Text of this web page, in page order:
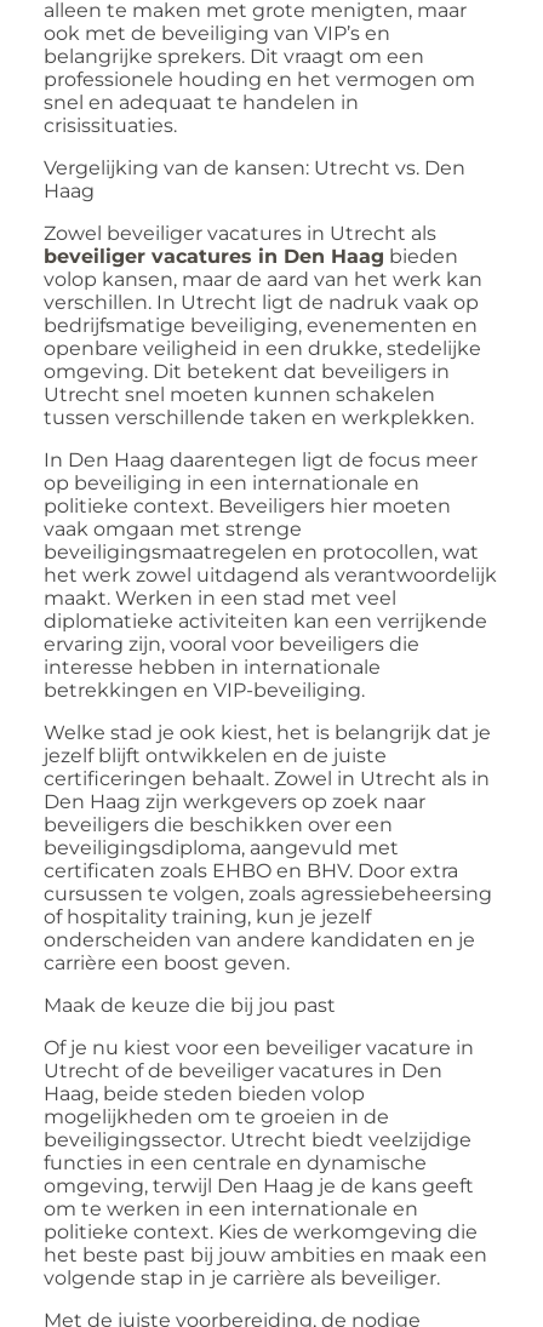
alleen te maken met grote menigten, maar
ook met de beveiliging van VIP’s en
belangrijke sprekers. Dit vraagt om een
professionele houding en het vermogen om
snel en adequaat te handelen in
crisissituaties.
Vergelijking van de kansen: Utrecht vs. Den
Haag
Zowel beveiliger vacatures in Utrecht als
beveiliger vacatures in Den Haag bieden
volop kansen, maar de aard van het werk kan
verschillen. In Utrecht ligt de nadruk vaak op
bedrijfsmatige beveiliging, evenementen en
openbare veiligheid in een drukke, stedelijke
omgeving. Dit betekent dat beveiligers in
Utrecht snel moeten kunnen schakelen
tussen verschillende taken en werkplekken.
In Den Haag daarentegen ligt de focus meer
op beveiliging in een internationale en
politieke context. Beveiligers hier moeten
vaak omgaan met strenge
beveiligingsmaatregelen en protocollen, wat
het werk zowel uitdagend als verantwoordelijk
maakt. Werken in een stad met veel
diplomatieke activiteiten kan een verrijkende
ervaring zijn, vooral voor beveiligers die
interesse hebben in internationale
betrekkingen en VIP-beveiliging.
Welke stad je ook kiest, het is belangrijk dat je
jezelf blijft ontwikkelen en de juiste
certificeringen behaalt. Zowel in Utrecht als in
Den Haag zijn werkgevers op zoek naar
beveiligers die beschikken over een
beveiligingsdiploma, aangevuld met
certificaten zoals EHBO en BHV. Door extra
cursussen te volgen, zoals agressiebeheersing
of hospitality training, kun je jezelf
onderscheiden van andere kandidaten en je
carrière een boost geven.
Maak de keuze die bij jou past
Of je nu kiest voor een beveiliger vacature in
Utrecht of de beveiliger vacatures in Den
Haag, beide steden bieden volop
mogelijkheden om te groeien in de
beveiligingssector. Utrecht biedt veelzijdige
functies in een centrale en dynamische
omgeving, terwijl Den Haag je de kans geeft
om te werken in een internationale en
politieke context. Kies de werkomgeving die
het beste past bij jouw ambities en maak een
volgende stap in je carrière als beveiliger.
Met de juiste voorbereiding, de nodige